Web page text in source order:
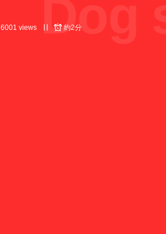
6001 views 約2分
Dog